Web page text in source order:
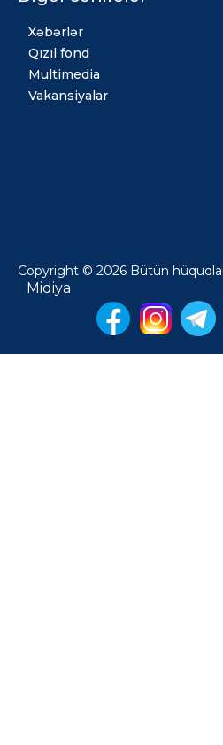
Xəbərlər
Qızıl fond
Multimedia
Vakansiyalar
Copyright © 2026 Bütün
Midiya